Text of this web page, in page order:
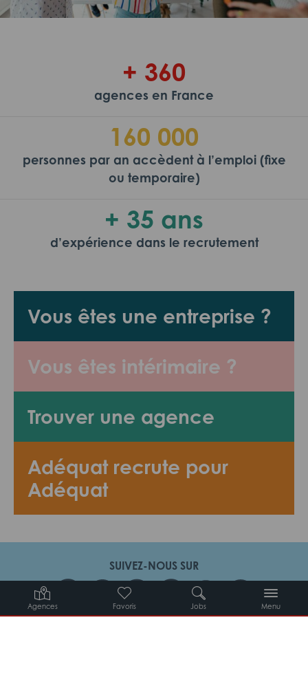
Agences Favoris Jobs Menu
Vous êtes une entreprise ?
Vous êtes intérimaire ?
Trouver une agence
Adéquat recrute pour
Adéquat
+ 360
agences en France
160 000
personnes par an accèdent à l’emploi (fixe
ou temporaire)
+ 35 ans
d’expérience dans le recrutement
SUIVEZ-NOUS SUR